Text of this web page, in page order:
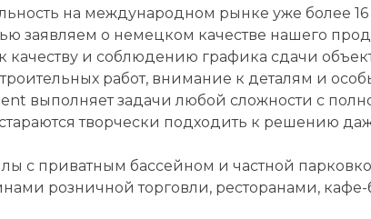
на международном рынке уже более
заявляем о немецком качестве нашего
качеству и соблюдению графика сдачи
работ, внимание к деталям и
выполняет задачи любой сложности с
творчески подходить к решению
с приватным бассейном и частной
розничной торговли, ресторанами, кафе-